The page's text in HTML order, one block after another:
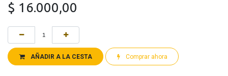
$ 16.000,00
AÑADIR A LA CESTA Comprar ahora